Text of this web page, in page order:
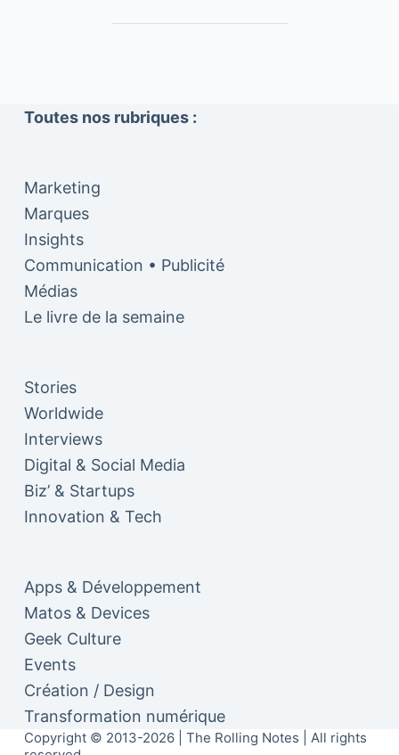
Toutes nos rubriques :
Marketing
Marques
Insights
Communication • Publicité
Médias
Le livre de la semaine
Stories
Worldwide
Interviews
Digital & Social Media
Biz’ & Startups
Innovation & Tech
Apps & Développement
Matos & Devices
Geek Culture
Events
Création / Design
Transformation numérique
Copyright © 2013-2026 | The Rolling Notes | All rights